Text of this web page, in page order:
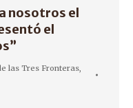
nosotros el
el
las Tres Fronteras,